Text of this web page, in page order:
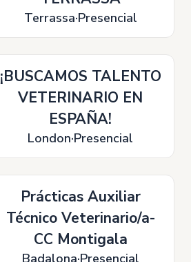
Terrassa Presencial
¡BUSCAMOS TALENTO
VETERINARIO EN
ESPAÑA!
London Presencial
Prácticas Auxiliar
Técnico Veterinario/a-
CC Montigala
Badalona Presencial